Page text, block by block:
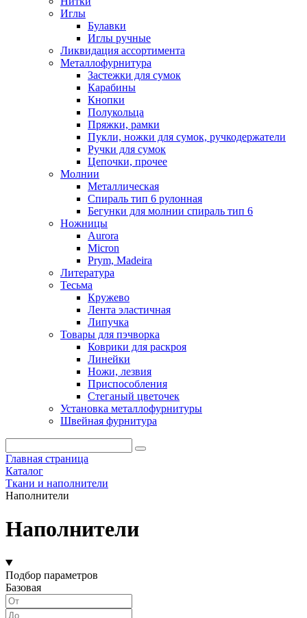
Иглы
Булавки
Иглы ручные
Ликвидация ассортимента
Металлофурнитура
Застежки для сумок
Карабины
Кнопки
Полукольца
Пряжки, рамки
Пукли, ножки для сумок, ручкодержатели
Ручки для сумок
Цепочки, прочее
Молнии
Металлическая
Спираль тип 6 рулонная
Бегунки для молнии спираль тип 6
Ножницы
Aurora
Micron
Prym, Madeira
Литература
Тесьма
Кружево
Лента эластичная
Липучка
Товары для пэчворка
Коврики для раскроя
Линейки
Ножи, лезвия
Приспособления
Стеганый цветочек
Установка металлофурнитуры
Швейная фурнитура
Главная страница
Каталог
Ткани и наполнители
Наполнители
Наполнители
Подбор параметров
Базовая